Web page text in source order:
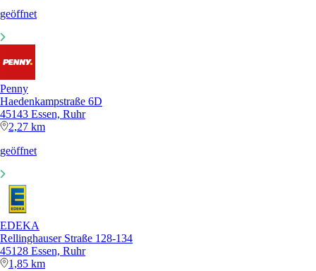
geöffnet
Penny
Haedenkampstraße 6D
45143 Essen, Ruhr
2,27 km
geöffnet
EDEKA
Rellinghauser Straße 128-134
45128 Essen, Ruhr
1,85 km